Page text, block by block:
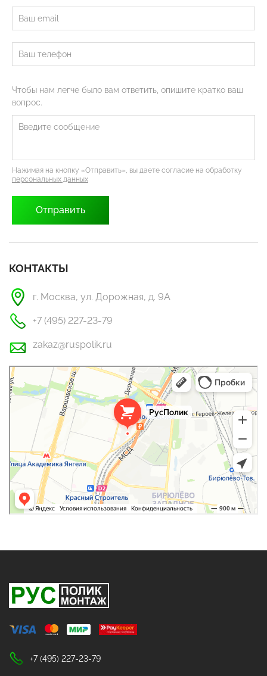
Чтобы нам легче было вам ответить, опишите кратко ваш
вопрос.
Нажимая на кнопку «Отправить», вы даете согласие на обработку
персональных данных
КОНТАКТЫ
г. Москва, ул. Дорожная, д. 9А
+7 (495) 227-23-79
zakaz@ruspolik.ru
РусПолик
Оргстекло, поликарбонат в Москве
Строительные и отделочные работы в Москве
+7 (495) 227-23-79